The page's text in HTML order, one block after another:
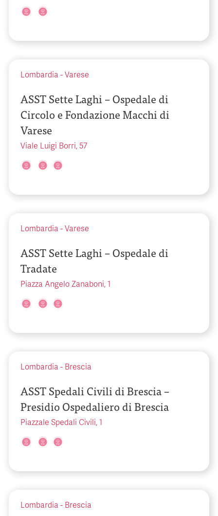
Lombardia - Varese
ASST Sette Laghi – Ospedale di
Circolo e Fondazione Macchi di
Varese
Viale Luigi Borri, 57
Lombardia - Varese
ASST Sette Laghi – Ospedale di
Tradate
Piazza Angelo Zanaboni, 1
Lombardia - Brescia
ASST Spedali Civili di Brescia –
Presidio Ospedaliero di Brescia
Piazzale Spedali Civili, 1
Lombardia - Brescia